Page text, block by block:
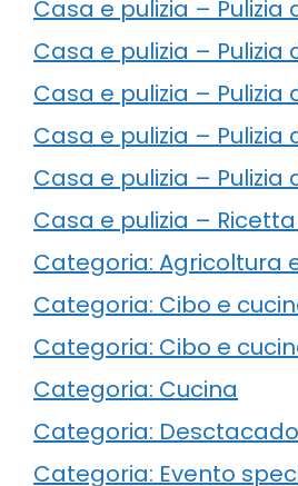
Casa e pulizia – Pulizia
Casa e pulizia –
Casa e pulizia –
Casa e pulizia –
Casa e pulizia – Pulizia
Casa e pulizia –
Categoria: Agricoltura
Categoria: Cibo e
Categoria: Cibo e
Categoria: Cucina
Categoria: Desctacado
Categoria: Evento